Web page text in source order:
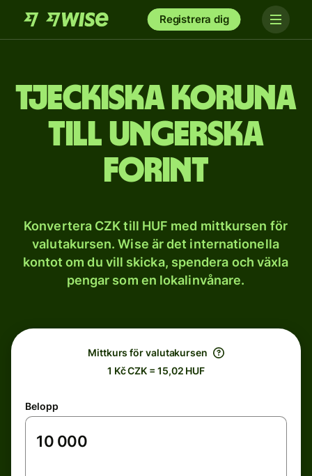
Registrera dig
Tjeckiska koruna
till ungerska
forint
Konvertera CZK till HUF med mittkursen för
valutakursen. Wise är det internationella
kontot om du vill skicka, spendera och växla
pengar som en lokalinvånare.
Mittkurs för valutakursen
1 Kč CZK = 15,02 HUF
Belopp